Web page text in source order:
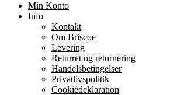
Min Konto
Info
Kontakt
Om Briscoe
Levering
Returret og returnering
Handels­betingelser
Privatlivspolitik
Cookiedeklaration